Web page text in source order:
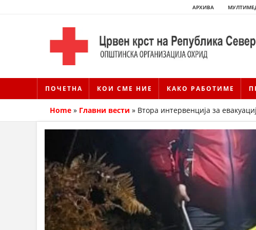
АРХИВА
ПОЧЕТНА КОИ СМЕ НИЕ КАКО РАБОТИМЕ
Home » Главни вести » Втора интервенција за